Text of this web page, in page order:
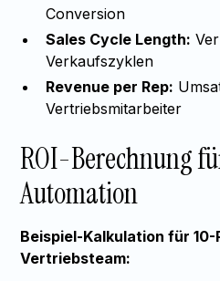
Conversion
Sales Cycle Length:
Verkaufszyklen
Revenue per Rep:
Vertriebsmitarbeiter
ROI-Berechnung
Automation
Beispiel-Kalkulation für 10-
Vertriebsteam: